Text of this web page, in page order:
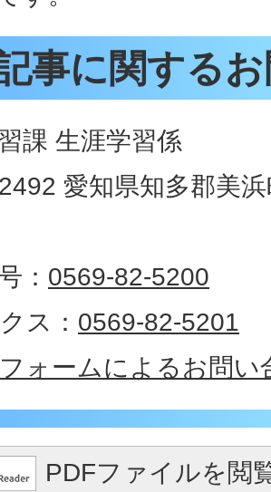
事に関する
課 生涯学習係
愛知県知多郡美
： 0569-82-5200
ス： 0569-82-5201
ォームによるお問い
PDFファイルを閲